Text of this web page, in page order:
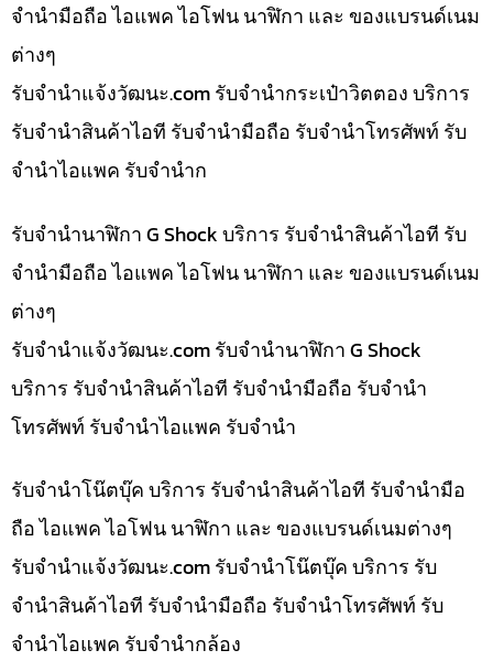
จำนำมือถือ ไอแพค ไอโฟน นาฬิกา และ ของแบรนด์เนม
ต่างๆ
รับจํานําแจ้งวัฒนะ.com รับจำนำกระเป๋าวิตตอง บริการ
รับจำนำสินค้าไอที รับจำนำมือถือ รับจำนำโทรศัพท์ รับ
จำนำไอแพค รับจำนำก
รับจำนำนาฬิกา G Shock บริการ รับจำนำสินค้าไอที รับ
จำนำมือถือ ไอแพค ไอโฟน นาฬิกา และ ของแบรนด์เนม
ต่างๆ
รับจํานําแจ้งวัฒนะ.com รับจำนำนาฬิกา G Shock
บริการ รับจำนำสินค้าไอที รับจำนำมือถือ รับจำนำ
โทรศัพท์ รับจำนำไอแพค รับจำนำ
รับจำนำโน๊ตบุ๊ค บริการ รับจำนำสินค้าไอที รับจำนำมือ
ถือ ไอแพค ไอโฟน นาฬิกา และ ของแบรนด์เนมต่างๆ
รับจํานําแจ้งวัฒนะ.com รับจำนำโน๊ตบุ๊ค บริการ รับ
จำนำสินค้าไอที รับจำนำมือถือ รับจำนำโทรศัพท์ รับ
จำนำไอแพค รับจำนำกล้อง